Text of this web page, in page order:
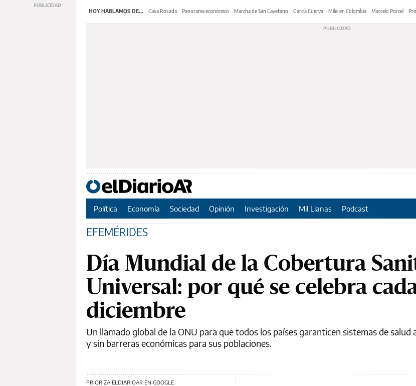
HOY HABLAMOS DE... Casa Rosada Panorama económico Marcha de San Cayetano García Cuerva Milei en Colombia Marcelo Porcel
Política Economía Sociedad Opinión Investigación Mil Lianas Podcast
EFEMÉRIDES
Día Mundial de la Cobertura
Universal: por qué se celebra
diciembre
Un llamado global de la ONU para que todos los países garanticen sistemas de salud
y sin barreras económicas para sus poblaciones.
PRIORIZA ELDIARIOAR EN GOOGLE